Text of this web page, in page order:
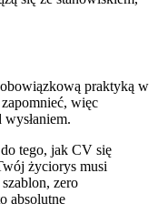
praktyką w
więc
tego, jak CV się
życiorys musi
zero
absolutne